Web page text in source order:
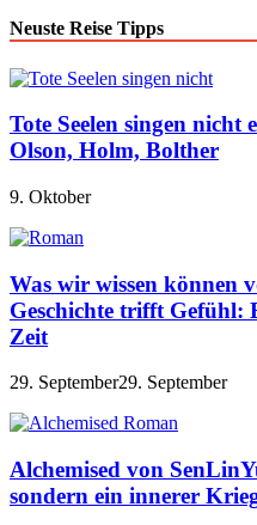
Neuste Reise Tipps
Tote Seelen singen
Olson, Holm, Bolther
9. Oktober
Was wir wissen können
Geschichte trifft
Zeit
29. September29. September
Alchemised von
sondern ein innerer